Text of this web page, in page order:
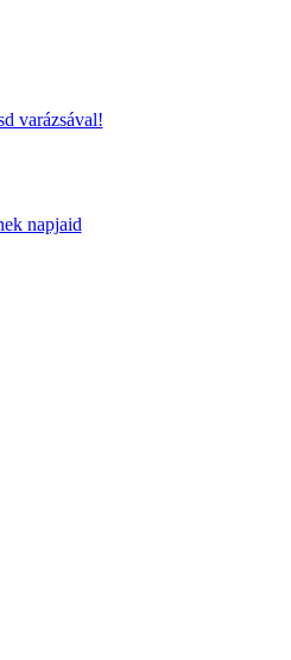
varázsával!
napjaid